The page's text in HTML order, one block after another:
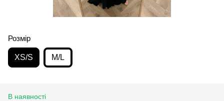
Розмір
XS/S M/L
В наявності